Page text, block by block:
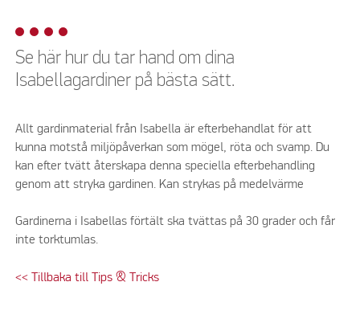
Se här hur du tar hand om dina
Isabellagardiner på bästa sätt.
Allt gardinmaterial från Isabella är efterbehandlat för att
kunna motstå miljöpåverkan som mögel, röta och svamp. Du
kan efter tvätt återskapa denna speciella efterbehandling
genom att stryka gardinen. Kan strykas på medelvärme
Gardinerna i Isabellas förtält ska tvättas på 30 grader och får
inte torktumlas.
<< Tillbaka till Tips & Tricks